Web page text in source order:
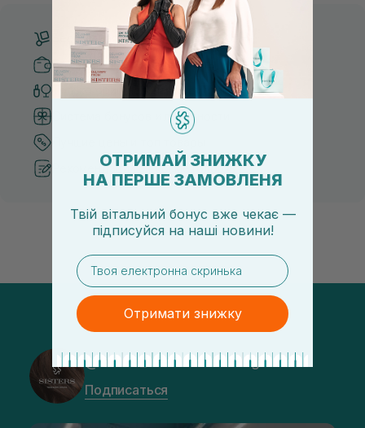
Бесплатная доставка от 3000 UAH
Безопасные способы оплаты
Только оригинальная косметика
Система бонусов и лояльности
Рекомендации от косметологов
@sisters_stelmakh в Instagram
Подписаться
ОТРИМАЙ ЗНИЖКУ
НА ПЕРШЕ ЗАМОВЛЕНЯ
Твій вітальний бонус вже чекає —
підписуйся на наші новини!
email
Отримати знижку